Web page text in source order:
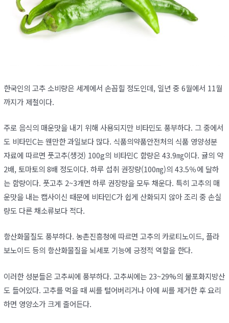
한국인의 고추 소비량은 세계에서 손꼽힐 정도인데, 일년 중 6월에서 11월
까지가 제철이다.
주로 음식의 매운맛을 내기 위해 사용되지만 비타민도 풍부하다. 그 중에서
도 비타민C는 웬만한 과일보다 많다. 식품의약품안전처의 식품 영양성분
자료에 따르면 풋고추(생것) 100g의 비타민C 함량은 43.9㎎이다. 귤의 약
2배, 토마토의 8배 정도이다. 하루 섭취 권장량(100㎎)의 43.5％에 달하
는 함량이다. 풋고추 2~3개면 하루 권장량을 모두 채운다. 특히 고추의 매
운맛을 내는 캡사이신 때문에 비타민C가 쉽게 산화되지 않아 조리 중 손실
량도 다른 채소류보다 적다.
항산화물질도 풍부하다. 농촌진흥청에 따르면 고추의 카로티노이드, 플라
보노이드 등의 항산화물질을 뇌세포 기능에 긍정적 역할을 한다.
이러한 성분들은 고추씨에 풍부하다. 고추씨에는 23~29%의 불포화지방산
도 들어있다. 고추를 먹을 때 씨를 털어버리거나 아예 씨를 제거한 후 요리
하면 영양소가 크게 줄어든다.